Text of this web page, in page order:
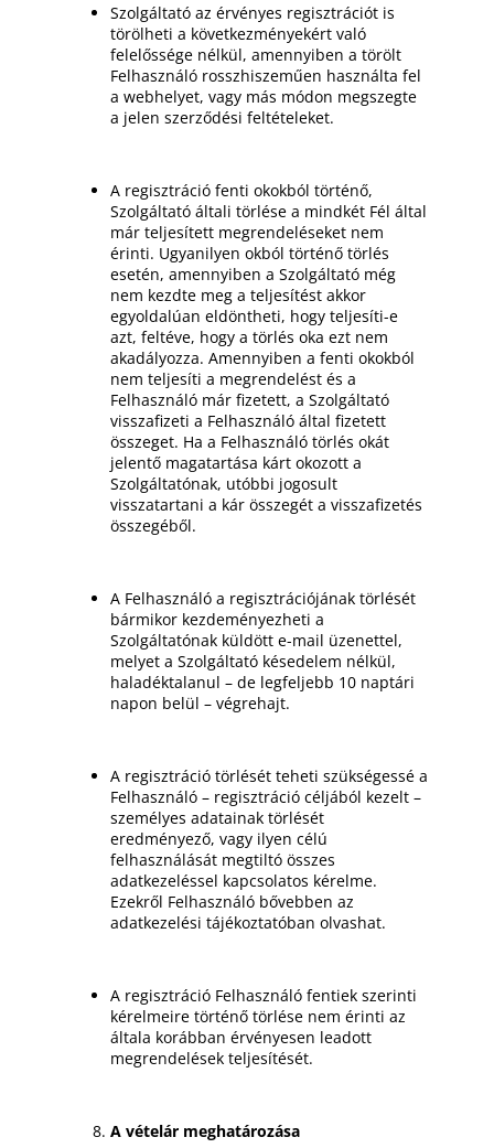
Szolgáltató az érvényes regisztrációt is
törölheti a következményekért való
felelőssége nélkül, amennyiben a törölt
Felhasználó rosszhiszeműen használta fel
a webhelyet, vagy más módon megszegte
a jelen szerződési feltételeket.
A regisztráció fenti okokból történő,
Szolgáltató általi törlése a mindkét Fél által
már teljesített megrendeléseket nem
érinti. Ugyanilyen okból történő törlés
esetén, amennyiben a Szolgáltató még
nem kezdte meg a teljesítést akkor
egyoldalúan eldöntheti, hogy teljesíti-e
azt, feltéve, hogy a törlés oka ezt nem
akadályozza. Amennyiben a fenti okokból
nem teljesíti a megrendelést és a
Felhasználó már fizetett, a Szolgáltató
visszafizeti a Felhasználó által fizetett
összeget. Ha a Felhasználó törlés okát
jelentő magatartása kárt okozott a
Szolgáltatónak, utóbbi jogosult
visszatartani a kár összegét a visszafizetés
összegéből.
A Felhasználó a regisztrációjának törlését
bármikor kezdeményezheti a
Szolgáltatónak küldött e-mail üzenettel,
melyet a Szolgáltató késedelem nélkül,
haladéktalanul – de legfeljebb 10 naptári
napon belül – végrehajt.
A regisztráció törlését teheti szükségessé a
Felhasználó – regisztráció céljából kezelt –
személyes adatainak törlését
eredményező, vagy ilyen célú
felhasználását megtiltó összes
adatkezeléssel kapcsolatos kérelme.
Ezekről Felhasználó bővebben az
adatkezelési tájékoztatóban olvashat.
A regisztráció Felhasználó fentiek szerinti
kérelmeire történő törlése nem érinti az
általa korábban érvényesen leadott
megrendelések teljesítését.
A vételár meghatározása